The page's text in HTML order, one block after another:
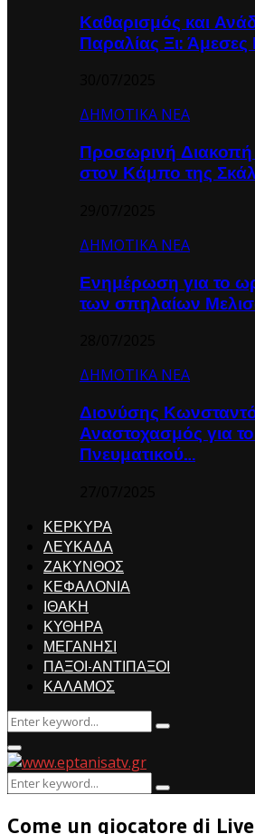
Καθαρισμός και
Παραλίας Ξι: Άμεσες
ΔΗΜΟΤΙΚΑ ΝΕΑ
Προσωρινή
στον Κάμπο της
ΔΗΜΟΤΙΚΑ ΝΕΑ
Ενημέρωση για το
των σπηλαίων
ΔΗΜΟΤΙΚΑ ΝΕΑ
Διονύσης
Αναστοχασμός για
Πνευματικού…
ΚΕΡΚΥΡΑ
ΛΕΥΚΑΔΑ
ΖΑΚΥΝΘΟΣ
ΚΕΦΑΛΟΝΙΑ
ΙΘΑΚΗ
ΚΥΘΗΡΑ
ΜΕΓΑΝΗΣΙ
ΠΑΞΟΙ-ΑΝΤΙΠΑΞΟΙ
ΚΑΛΑΜΟΣ
Search
Search
Primary
Menu
Search
Search
Come un giocatore di